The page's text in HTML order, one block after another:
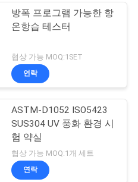
방폭 프로그램 가능한 항
온항습 테스터
협상 가능 MOQ:1SET
연락
ASTM-D1052 ISO5423
SUS304 UV 풍화 환경 시
험 약실
협상 가능 MOQ:1개 세트
연락